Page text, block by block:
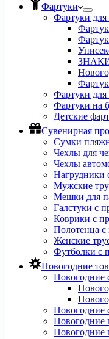
Фартуки
Фартуки для
Фартуки
Фартуки на
Детские
Сувенирная
Сумки
Чехлы для
Чехлы
Нагрудники
Мужские
Мешки для
Галстуки с
Коврики с
Полотенца с
Женские
Футболки с
Новогодние
Новогодние
Новогодние
Новогодние
Новогодние